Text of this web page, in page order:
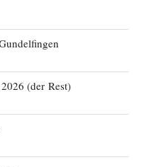
(der Rest)